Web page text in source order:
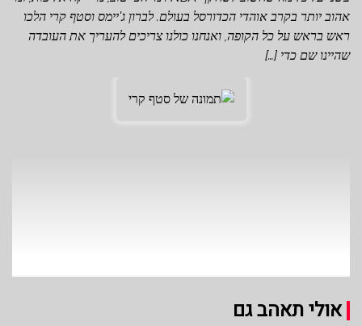
אהוב יותר בקרב אוהדי הכדורסל בעולם. לברון ג'יימס וסטף קרי הלכו
ראש בראש על כל הקופה, ואנחנו כולנו צריכים להעריך את העובדה
שהיינו שם כדי […]
אולי תאהב גם